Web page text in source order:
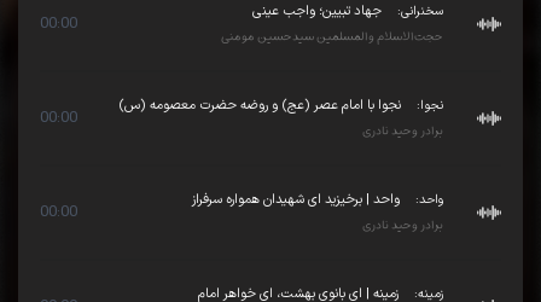
سخنرانی:
جهاد تبیین؛ واجب عینی
حجت‌الاسلام والمسلمین سیدحسین مومنی
00:00
نجوا:
نجوا با امام عصر (عج) و روضه حضرت معصومه (س)
برادر وحید نادری
00:00
واحد:
واحد | برخیزید ای شهیدان همواره سرفراز
برادر وحید نادری
00:00
زمینه:
زمینه | ای بانوی بهشت، ای خواهر امام